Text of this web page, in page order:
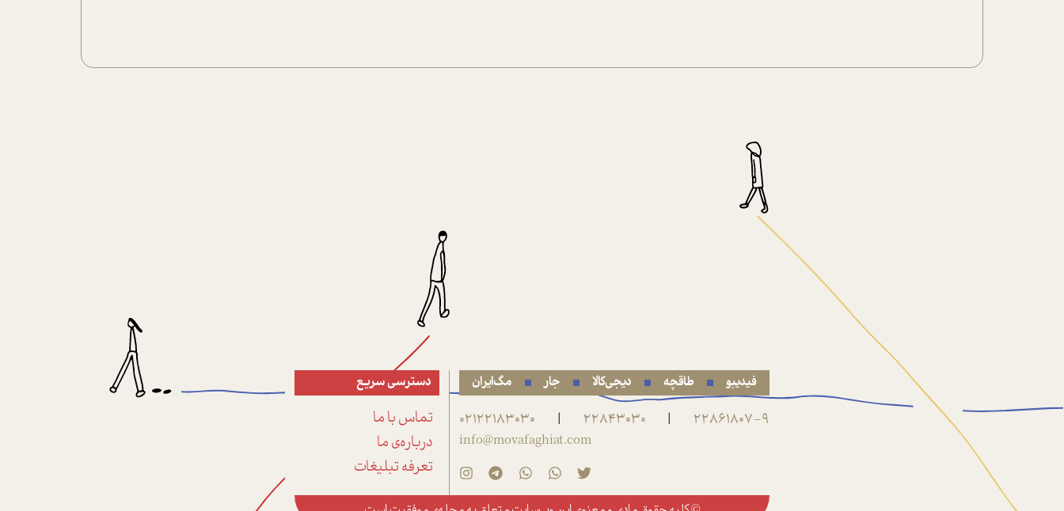
فیدیبو طاقچه دیجی‌کالا جار مگ‌ایران
22861807-9
|
22843030
|
02122183030
info@movafaghiat.com
دسترسی سریع
تماس با ما
درباره‌ی ما
تعرفه تبلیغات